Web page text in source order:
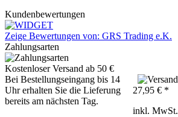
Kundenbewertungen
Zeige Bewertungen von: GRS Trading e.K.
Zahlungsarten
Kostenloser Versand ab 50 €
Bei Bestellungseingang bis 14
Uhr erhalten Sie die Lieferung
bereits am nächsten Tag.
27,95 € *
inkl. MwSt.